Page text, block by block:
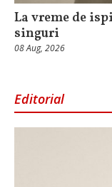
La vreme de
singuri
08 Aug, 2026
Editorial